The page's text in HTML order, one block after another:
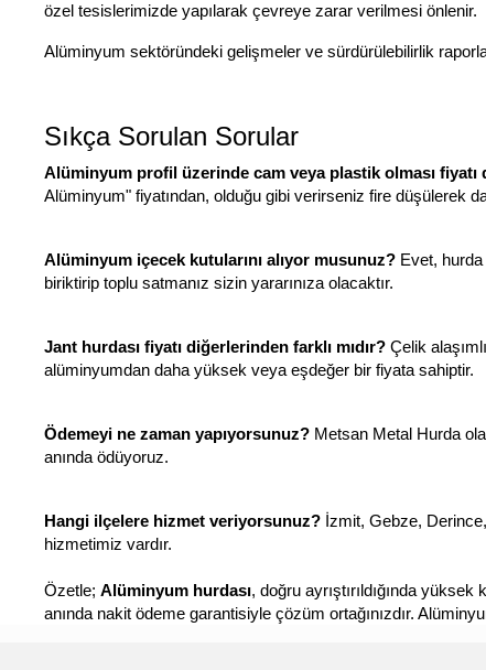
özel tesislerimizde yapılarak çevreye zarar verilmesi önlenir.
Alüminyum sektöründeki gelişmeler ve sürdürülebilirlik
Sıkça Sorulan Sorular
Alüminyum profil üzerinde cam veya plastik olması fiyatı
Alüminyum" fiyatından, olduğu gibi verirseniz fire düşülerek
Alüminyum içecek kutularını alıyor musunuz? Evet,
biriktirip toplu satmanız sizin yararınıza olacaktır.
Jant hurdası fiyatı diğerlerinden farklı mıdır? Çelik
alüminyumdan daha yüksek veya eşdeğer bir fiyata sahiptir.
Ödemeyi ne zaman yapıyorsunuz? Metsan Metal Hurda
anında ödüyoruz.
Hangi ilçelere hizmet veriyorsunuz? İzmit, Gebze,
hizmetimiz vardır.
Özetle; Alüminyum hurdası, doğru ayrıştırıldığında
anında nakit ödeme garantisiyle çözüm ortağınızdır.